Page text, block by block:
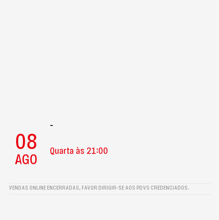
08
AGO
-
Quarta às 21:00
VENDAS ONLINE ENCERRADAS, FAVOR DIRIGIR-SE AOS PDVS CREDENCIADOS.